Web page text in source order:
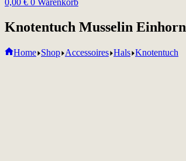
0,00 € 0 Warenkorb
Knotentuch Musselin Einhorn
Home Shop Accessoires Hals Knotentuch